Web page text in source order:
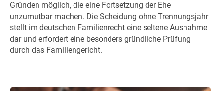
Gründen möglich, die eine Fortsetzung der Ehe
unzumutbar machen. Die Scheidung ohne Trennungsjahr
stellt im deutschen Familienrecht eine seltene Ausnahme
dar und erfordert eine besonders gründliche Prüfung
durch das Familiengericht.